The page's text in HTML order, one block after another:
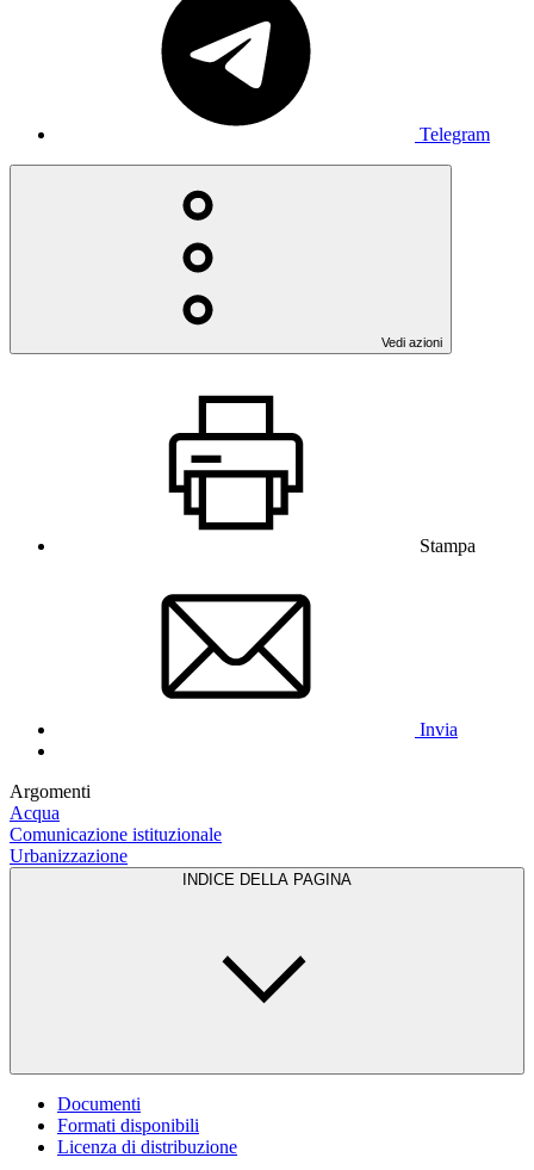
Telegram
Vedi azioni
Stampa
Invia
Argomenti
Acqua
Comunicazione istituzionale
Urbanizzazione
INDICE DELLA PAGINA
Documenti
Formati disponibili
Licenza di distribuzione